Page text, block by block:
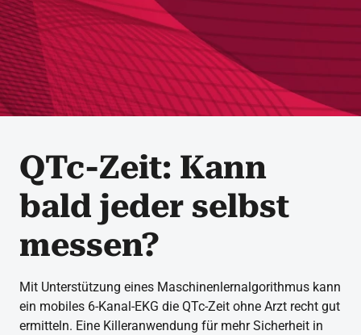
QTc-Zeit: Kann
bald jeder selbst
messen?
Mit Unterstützung eines Maschinenlernalgorithmus kann
ein mobiles 6-Kanal-EKG die QTc-Zeit ohne Arzt recht gut
ermitteln. Eine Killeranwendung für mehr Sicherheit in